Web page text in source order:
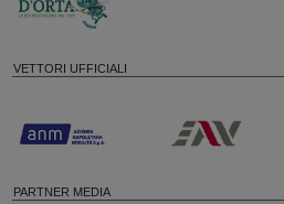
VETTORI UFFICIALI
PARTNER MEDIA